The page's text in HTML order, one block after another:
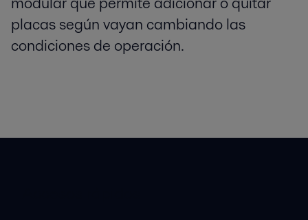
placas según vayan cambiando las
condiciones de operación.